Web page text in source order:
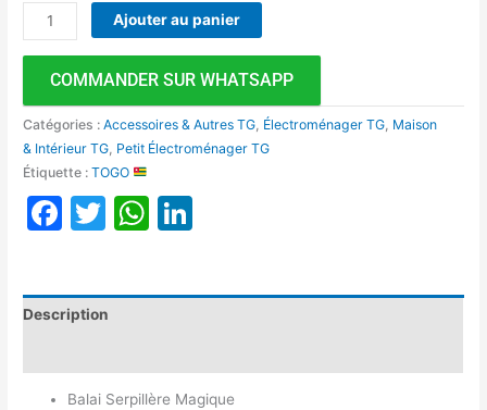
Ajouter au panier
COMMANDER SUR WHATSAPP
Catégories :Accessoires & Autres TG Électroménager TG Maison
& Intérieur TG Petit Électroménager TG
Étiquette :TOGO
Facebook
TwitterWhatsApp
Description
Balai Serpillère Magique